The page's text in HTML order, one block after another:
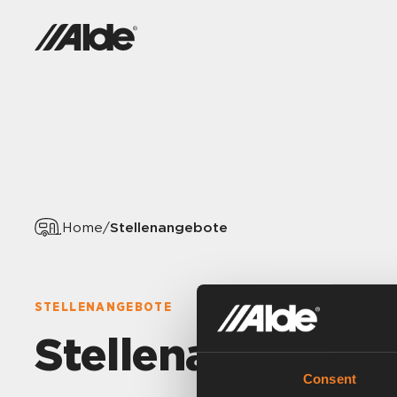
Consent
Home/Stellenangebote
STELLENANGEBOTE
Stellenangebote